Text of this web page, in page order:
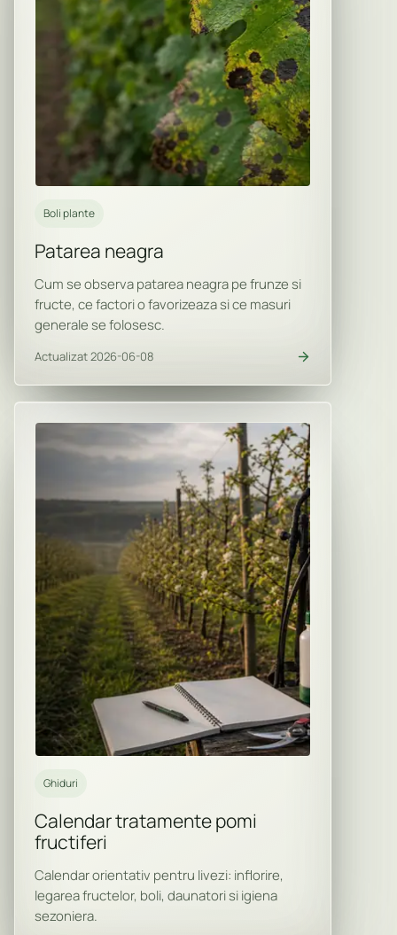
Boli plante
Patarea neagra
Cum se observa patarea neagra pe frunze si
fructe, ce factori o favorizeaza si ce masuri
generale se folosesc.
Actualizat 2026-06-08
Ghiduri
Calendar tratamente pomi
fructiferi
Calendar orientativ pentru livezi: inflorire,
legarea fructelor, boli, daunatori si igiena
sezoniera.